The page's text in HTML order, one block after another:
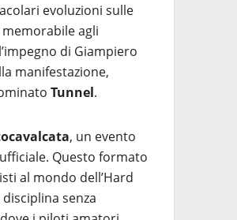
evoluzioni sulle
agli
di Giampiero
manifestazione,
Tunnel.
, un evento
Questo formato
al mondo dell’Hard
senza